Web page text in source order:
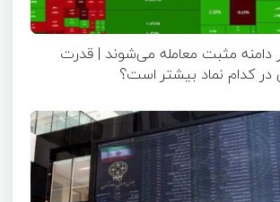
در دامنه مثبت معامله می‌شوند | قدرت
در کدام نماد بیشتر است؟